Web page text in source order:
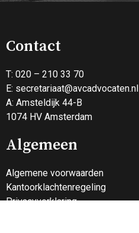
Contact
T: 020 – 210 33 70
E: secretariaat@avcadvocaten.nl
A: Amsteldijk 44-B
1074 HV Amsterdam
Algemeen
Algemene voorwaarden
Kantoorklachtenregeling
Privacyverklaring